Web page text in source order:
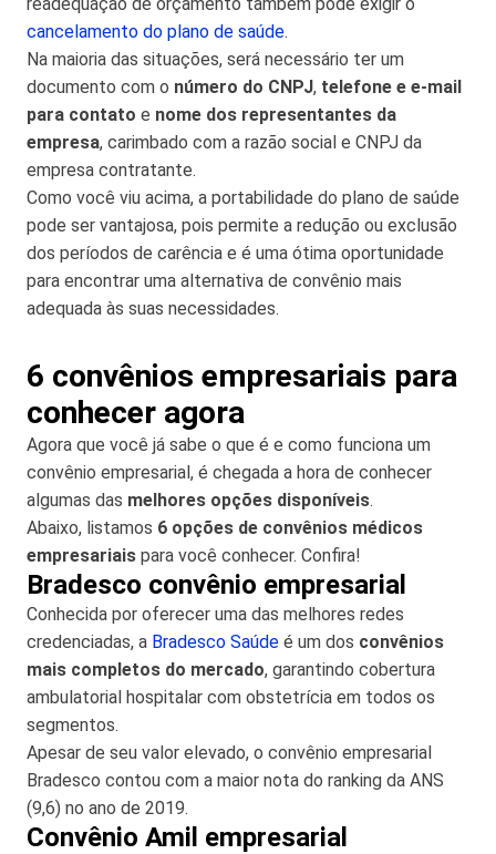
cancelamento do plano de saúde.
Na maioria das situações, será necessário ter um
documento com o número do CNPJ, telefone e e-mail
para contato e nome dos representantes da
empresa, carimbado com a razão social e CNPJ da
empresa contratante.
Como você viu acima, a portabilidade do plano de saúde
pode ser vantajosa, pois permite a redução ou exclusão
dos períodos de carência e é uma ótima oportunidade
para encontrar uma alternativa de convênio mais
adequada às suas necessidades.
6 convênios empresariais para
conhecer agora
Agora que você já sabe o que é e como funciona um
convênio empresarial, é chegada a hora de conhecer
algumas das melhores opções disponíveis.
Abaixo, listamos 6 opções de convênios médicos
empresariais para você conhecer. Confira!
Bradesco convênio empresarial
Conhecida por oferecer uma das melhores redes
credenciadas, a Bradesco Saúde é um dos convênios
mais completos do mercado, garantindo cobertura
ambulatorial hospitalar com obstetrícia em todos os
segmentos.
Apesar de seu valor elevado, o convênio empresarial
Bradesco contou com a maior nota do ranking da ANS
(9,6) no ano de 2019.
Convênio Amil empresarial